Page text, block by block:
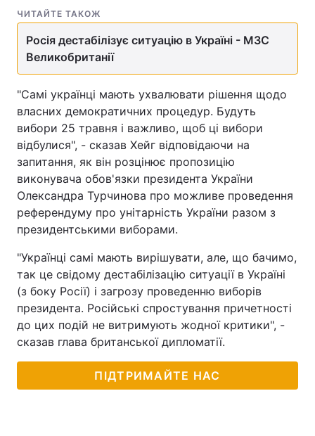
ЧИТАЙТЕ ТАКОЖ
Росія дестабілізує ситуацію в Україні - МЗС
Великобританії
"Самі українці мають ухвалювати рішення щодо
власних демократичних процедур. Будуть
вибори 25 травня і важливо, щоб ці вибори
відбулися", - сказав Хейг відповідаючи на
запитання, як він розцінює пропозицію
виконувача обов'язки президента України
Олександра Турчинова про можливе проведення
референдуму про унітарність України разом з
президентськими виборами.
"Українці самі мають вирішувати, але, що бачимо,
так це свідому дестабілізацію ситуації в Україні
(з боку Росії) і загрозу проведенню виборів
президента. Російські спростування причетності
до цих подій не витримують жодної критики", -
сказав глава британської дипломатії.
ПІДТРИМАЙТЕ НАС